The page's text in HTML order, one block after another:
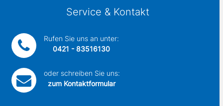
Service & Kontakt
Rufen Sie uns an unter:
0421 - 83516130
oder schreiben Sie uns:
zum Kontaktformular